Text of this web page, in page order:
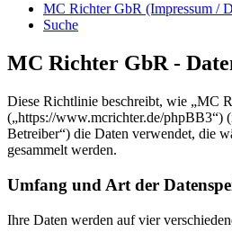
MC Richter GbR (Impressum /
Suche
MC Richter GbR -
Diese Richtlinie beschreibt, wie „MC
(„https://www.mcrichter.de/phpBB3“)
Betreiber“) die Daten verwendet, die
gesammelt werden.
Umfang und Art der
Ihre Daten werden auf vier